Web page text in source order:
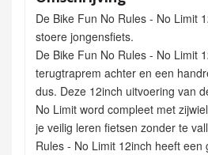
De Bike Fun No Rules - No Limit
stoere jongensfiets.
De Bike Fun No Rules - No Limit
terugtraprem achter en een
dus. Deze 12inch uitvoering van
No Limit word compleet met
je veilig leren fietsen zonder te
Rules - No Limit 12inch heeft een